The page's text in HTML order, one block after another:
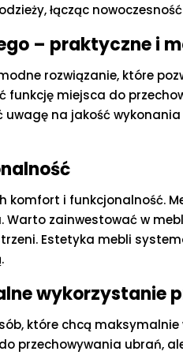
łącząc
– praktyczne i
rozwiązanie, które
funkcję miejsca do
na jakość
komfort i funkcjonalność.
zainwestować w
Estetyka mebli
wykorzystanie
które chcą
przechowywania ubrań,